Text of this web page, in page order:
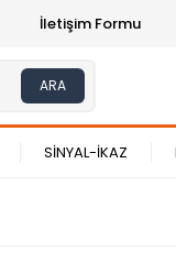
İletişim Formu
ARA
SİNYAL-İKAZ